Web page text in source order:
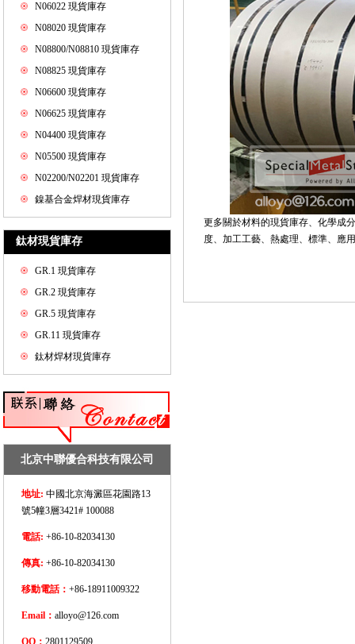
N06022 現貨庫存
N08020 現貨庫存
N08800/N08810 現貨庫存
N08825 現貨庫存
N06600 現貨庫存
N06625 現貨庫存
N04400 現貨庫存
N05500 現貨庫存
N02200/N02201 現貨庫存
鎳基合金焊材現貨庫存
鈦材現貨庫存
GR.1 現貨庫存
GR.2 現貨庫存
GR.5 現貨庫存
GR.11 現貨庫存
鈦材焊材現貨庫存
北京中聯優合科技有限公司
地址: 中國北京海澱區花園路13
號5幢3層3421# 100088
電話: +86-10-82034130
傳真: +86-10-82034130
移動電話： +86-18911009322
Email： alloyo@126.com
QQ： 2801129509
更多關於材料的現貨庫存、化學成
度、加工工藝、熱處理、標準、應